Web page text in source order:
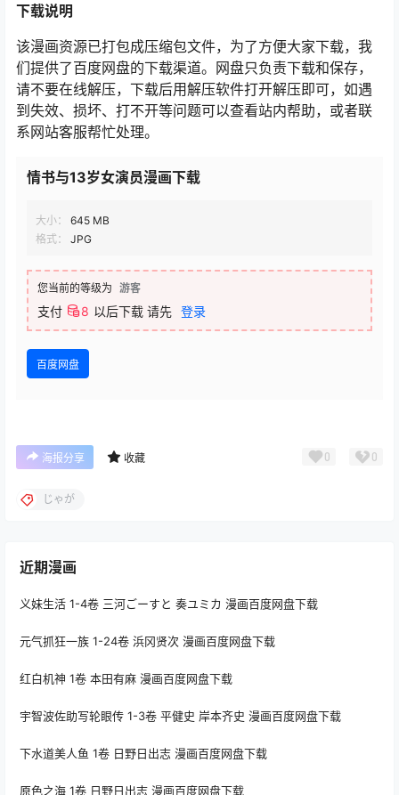
下载说明
该漫画资源已打包成压缩包文件，为了方便大家下载，我
们提供了百度网盘的下载渠道。网盘只负责下载和保存，
请不要在线解压，下载后用解压软件打开解压即可，如遇
到失效、损坏、打不开等问题可以查看站内帮助，或者联
系网站客服帮忙处理。
情书与13岁女演员漫画下载
大小：
645 MB
格式：
JPG
您当前的等级为 游客
支付 8 以后下载 请先 登录
百度网盘
海报分享 收藏 0 0
じゃが
近期漫画
义妹生活 1-4卷 三河ごーすと 奏ユミカ 漫画百度网盘下载
元气抓狂一族 1-24卷 浜冈贤次 漫画百度网盘下载
红白机神 1卷 本田有麻 漫画百度网盘下载
宇智波佐助写轮眼传 1-3卷 平健史 岸本齐史 漫画百度网盘下载
下水道美人鱼 1卷 日野日出志 漫画百度网盘下载
原色之海 1卷 日野日出志 漫画百度网盘下载